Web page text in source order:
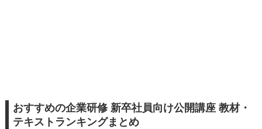
おすすめの企業研修 新卒社員向け公開講座 教材・
テキストランキングまとめ